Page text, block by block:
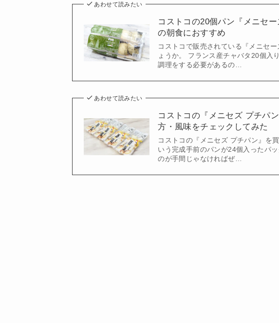
あわせて読みたい
コストコの20個パン『メニセ
の朝食におすすめ
コストコで販売されている『メニセ
ょうか。 フランス産チャバタ20個入
調理をする必要があるの…
あわせて読みたい
コストコの『メニセズ プチパ
方・風味をチェックしてみた
コストコの『メニセズ プチパン』を
いう完成手前のパンが24個入ったパ
のが手間じゃなければぜ…